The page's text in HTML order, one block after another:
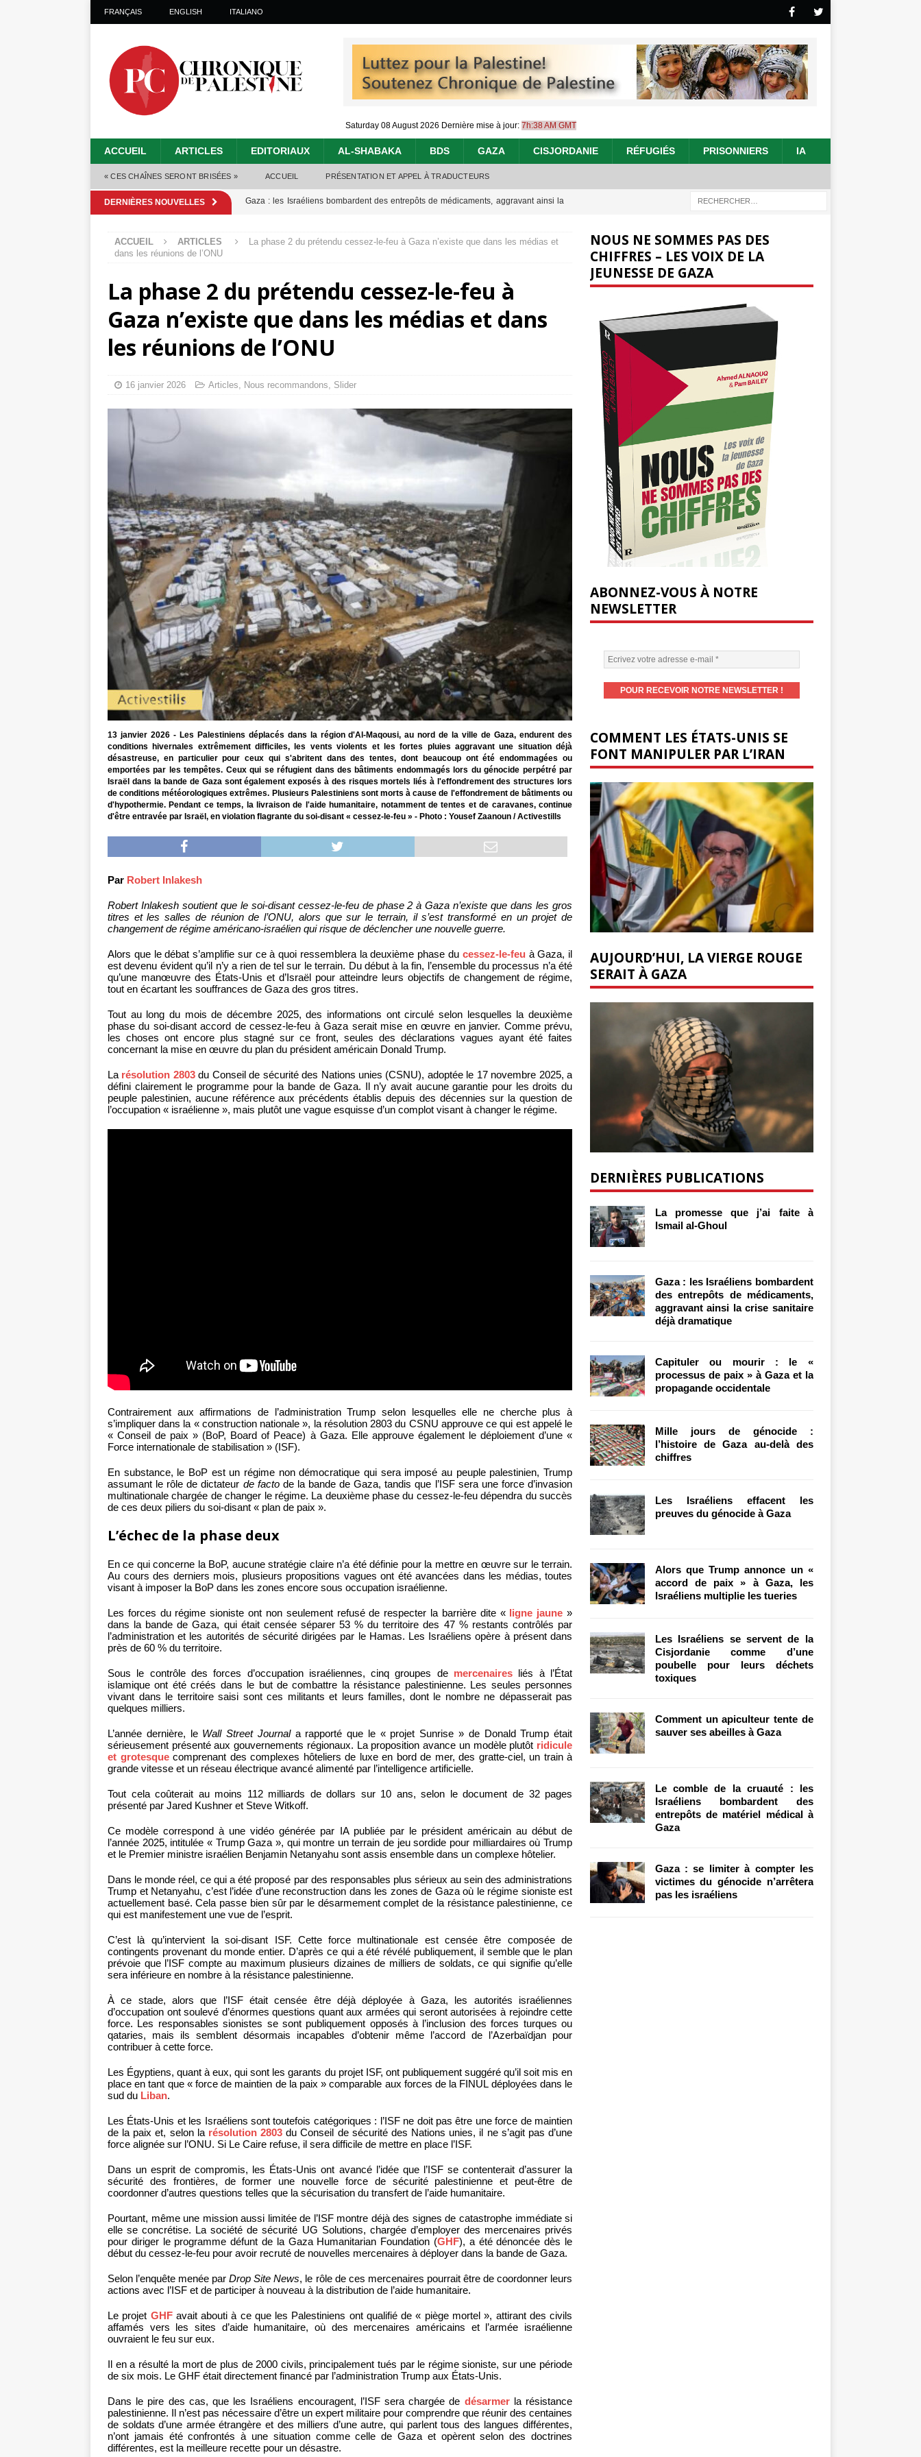
FRANÇAIS ENGLISH ITALIANO
Saturday 08 August 2026 Dernière mise à jour: 7h:38 AM GMT
ACCUEIL ARTICLES EDITORIAUX AL-SHABAKA BDS GAZA CISJORDANIE RÉFUGIÉS PRISONNIERS IA
« CES CHAÎNES SERONT BRISÉES » ACCUEIL PRÉSENTATION ET APPEL À TRADUCTEURS
DERNIÈRES NOUVELLES Gaza : les Israéliens bombardent des entrepôts de médicaments, aggravant ainsi la
Capituler ou mourir : le « processus de paix » à Gaza et la propagande occidentale
Mille jours de génocide : l’histoire de Gaza au-delà des chiffres [ 5 août 2026 ]
Les Israéliens effacent les preuves du génocide à Gaza [ 4 août 2026 ]
La promesse que j’ai faite à Ismail al-Ghoul
ACCUEIL ARTICLES
La phase 2 du prétendu cessez-le-feu à Gaza n’existe que dans les médias et
dans les réunions de l’ONU
La phase 2 du prétendu cessez-le-feu à
Gaza n’existe que dans les médias et dans
les réunions de l’ONU
16 janvier 2026 Articles, Nous recommandons, Slider
13 janvier 2026 - Les Palestiniens déplacés dans la région d'Al-Maqousi, au nord de la ville de Gaza, endurent des
conditions hivernales extrêmement difficiles, les vents violents et les fortes pluies aggravant une situation déjà
désastreuse, en particulier pour ceux qui s'abritent dans des tentes, dont beaucoup ont été endommagées ou
emportées par les tempêtes. Ceux qui se réfugient dans des bâtiments endommagés lors du génocide perpétré par
Israël dans la bande de Gaza sont également exposés à des risques mortels liés à l'effondrement des structures lors
de conditions météorologiques extrêmes. Plusieurs Palestiniens sont morts à cause de l'effondrement de bâtiments ou
d'hypothermie. Pendant ce temps, la livraison de l'aide humanitaire, notamment de tentes et de caravanes, continue
d'être entravée par Israël, en violation flagrante du soi-disant « cessez-le-feu » - Photo : Yousef Zaanoun / Activestills
Par Robert Inlakesh
Robert Inlakesh soutient que le soi-disant cessez-le-feu de phase 2 à Gaza n’existe que dans les gros
titres et les salles de réunion de l’ONU, alors que sur le terrain, il s’est transformé en un projet de
changement de régime américano-israélien qui risque de déclencher une nouvelle guerre.
Alors que le débat s’amplifie sur ce à quoi ressemblera la deuxième phase du cessez-le-feu à Gaza, il
est devenu évident qu’il n’y a rien de tel sur le terrain. Du début à la fin, l’ensemble du processus n’a été
qu’une manœuvre des États-Unis et d’Israël pour atteindre leurs objectifs de changement de régime,
tout en écartant les souffrances de Gaza des gros titres.
Tout au long du mois de décembre 2025, des informations ont circulé selon lesquelles la deuxième
phase du soi-disant accord de cessez-le-feu à Gaza serait mise en œuvre en janvier. Comme prévu,
les choses ont encore plus stagné sur ce front, seules des déclarations vagues ayant été faites
concernant la mise en œuvre du plan du président américain Donald Trump.
La résolution 2803du Conseil de sécurité des Nations unies (CSNU), adoptée le 17 novembre 2025, a
défini clairement le programme pour la bande de Gaza. Il n’y avait aucune garantie pour les droits du
peuple palestinien, aucune référence aux précédents établis depuis des décennies sur la question de
l’occupation « israélienne », mais plutôt une vague esquisse d’un complot visant à changer le régime.
Contrairement aux affirmations de l’administration Trump selon lesquelles elle ne cherche plus à
s’impliquer dans la « construction nationale », la résolution 2803 du CSNU approuve ce qui est appelé le
« Conseil de paix » (BoP, Board of Peace) à Gaza. Elle approuve également le déploiement d’une «
Force internationale de stabilisation » (ISF).
En substance, le BoP est un régime non démocratique qui sera imposé au peuple palestinien, Trump
assumant le rôle de dictateur de factode la bande de Gaza, tandis que l’ISF sera une force d’invasion
multinationale chargée de changer le régime. La deuxième phase du cessez-le-feu dépendra du succès
de ces deux piliers du soi-disant « plan de paix ».
L’échec de la phase deux
En ce qui concerne la BoP, aucune stratégie claire n’a été définie pour la mettre en œuvre sur le terrain.
Au cours des derniers mois, plusieurs propositions vagues ont été avancées dans les médias, toutes
visant à imposer la BoP dans les zones encore sous occupation israélienne.
Les forces du régime sioniste ont non seulement refusé de respecter la barrière dite « ligne jaune »
dans la bande de Gaza, qui était censée séparer 53 % du territoire des 47 % restants contrôlés par
l’administration et les autorités de sécurité dirigées par le Hamas. Les Israéliens opère à présent dans
près de 60 % du territoire.
Sous le contrôle des forces d’occupation israéliennes, cinq groupes de mercenaires liés à l’État
islamique ont été créés dans le but de combattre la résistance palestinienne. Les seules personnes
vivant dans le territoire saisi sont ces militants et leurs familles, dont le nombre ne dépasserait pas
quelques milliers.
L’année dernière, le Wall Street Journala rapporté que le « projet Sunrise » de Donald Trump était
sérieusement présenté aux gouvernements régionaux. La proposition avance un modèle plutôt ridicule
et grotesquecomprenant des complexes hôteliers de luxe en bord de mer, des gratte-ciel, un train à
grande vitesse et un réseau électrique avancé alimenté par l’intelligence artificielle.
Tout cela coûterait au moins 112 milliards de dollars sur 10 ans, selon le document de 32 pages
présenté par Jared Kushner et Steve Witkoff.
Ce modèle correspond à une vidéo générée par IA publiée par le président américain au début de
l’année 2025, intitulée « Trump Gaza », qui montre un terrain de jeu sordide pour milliardaires où Trump
et le Premier ministre israélien Benjamin Netanyahu sont assis ensemble dans un complexe hôtelier.
Dans le monde réel, ce qui a été proposé par des responsables plus sérieux au sein des administrations
Trump et Netanyahu, c’est l’idée d’une reconstruction dans les zones de Gaza où le régime sioniste est
actuellement basé. Cela passe bien sûr par le désarmement complet de la résistance palestinienne, ce
qui est manifestement une vue de l’esprit.
C’est là qu’intervient la soi-disant ISF. Cette force multinationale est censée être composée de
contingents provenant du monde entier. D’après ce qui a été révélé publiquement, il semble que le plan
prévoie que l’ISF compte au maximum plusieurs dizaines de milliers de soldats, ce qui signifie qu’elle
sera inférieure en nombre à la résistance palestinienne.
À ce stade, alors que l’ISF était censée être déjà déployée à Gaza, les autorités israéliennes
d’occupation ont soulevé d’énormes questions quant aux armées qui seront autorisées à rejoindre cette
force. Les responsables sionistes se sont publiquement opposés à l’inclusion des forces turques ou
qataries, mais ils semblent désormais incapables d’obtenir même l’accord de l’Azerbaïdjan pour
contribuer à cette force.
Les Égyptiens, quant à eux, qui sont les garants du projet ISF, ont publiquement suggéré qu’il soit mis en
place en tant que « force de maintien de la paix » comparable aux forces de la FINUL déployées dans le
sud du Liban.
Les États-Unis et les Israéliens sont toutefois catégoriques : l’ISF ne doit pas être une force de maintien
de la paix et, selon la résolution 2803 du Conseil de sécurité des Nations unies, il ne s’agit pas d’une
force alignée sur l’ONU. Si Le Caire refuse, il sera difficile de mettre en place l’ISF.
Dans un esprit de compromis, les États-Unis ont avancé l’idée que l’ISF se contenterait d’assurer la
sécurité des frontières, de former une nouvelle force de sécurité palestinienne et peut-être de
coordonner d’autres questions telles que la sécurisation du transfert de l’aide humanitaire.
Pourtant, même une mission aussi limitée de l’ISF montre déjà des signes de catastrophe immédiate si
elle se concrétise. La société de sécurité UG Solutions, chargée d’employer des mercenaires privés
pour diriger le programme défunt de la Gaza Humanitarian Foundation (GHF), a été dénoncée dès le
début du cessez-le-feu pour avoir recruté de nouvelles mercenaires à déployer dans la bande de Gaza.
Selon l’enquête menée parDrop Site News, le rôle de ces mercenaires pourrait être de coordonner leurs
actions avec l’ISF et de participer à nouveau à la distribution de l’aide humanitaire.
Le projet GHFavait abouti à ce que les Palestiniens ont qualifié de « piège mortel », attirant des civils
affamés vers les sites d’aide humanitaire, où des mercenaires américains et l’armée israélienne
ouvraient le feu sur eux.
Il en a résulté la mort de plus de 2000 civils, principalement tués par le régime sioniste, sur une période
de six mois. Le GHF était directement financé par l’administration Trump aux États-Unis.
Dans le pire des cas, que les Israéliens encouragent, l’ISF sera chargée de désarmerla résistance
palestinienne. Il n’est pas nécessaire d’être un expert militaire pour comprendre que réunir des centaines
de soldats d’une armée étrangère et des milliers d’une autre, qui parlent tous des langues différentes,
n’ont jamais été confrontés à une situation comme celle de Gaza et opèrent selon des doctrines
différentes, est la meilleure recette pour un désastre.
NOUS NE SOMMES PAS DES
CHIFFRES – LES VOIX DE LA
JEUNESSE DE GAZA
ABONNEZ-VOUS À NOTRE
NEWSLETTER
COMMENT LES ÉTATS-UNIS SE
FONT MANIPULER PAR L’IRAN
AUJOURD’HUI, LA VIERGE ROUGE
SERAIT À GAZA
DERNIÈRES PUBLICATIONS
La promesse que j’ai faite à
Ismail al-Ghoul
Gaza : les Israéliens bombardent
des entrepôts de médicaments,
aggravant ainsi la crise sanitaire
déjà dramatique
Capituler ou mourir : le «
processus de paix » à Gaza et la
propagande occidentale
Mille jours de génocide :
l’histoire de Gaza au-delà des
chiffres
Les Israéliens effacent les
preuves du génocide à Gaza
Alors que Trump annonce un «
accord de paix » à Gaza, les
Israéliens multiplie les tueries
Les Israéliens se servent de la
Cisjordanie comme d’une
poubelle pour leurs déchets
toxiques
Comment un apiculteur tente de
sauver ses abeilles à Gaza
Le comble de la cruauté : les
Israéliens bombardent des
entrepôts de matériel médical à
Gaza
Gaza : se limiter à compter les
victimes du génocide n’arrêtera
pas les israéliens